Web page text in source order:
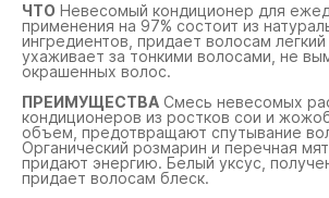
ЧТО Невесомый кондиционер для
применения на 97% состоит из
ингредиентов, придает волосам
ухаживает за тонкими волосами, не
окрашенных волос.
ПРЕИМУЩЕСТВА Смесь невесомых
кондиционеров из ростков сои и
объем, предотвращают спутывание
Органический розмарин и перечная
придают энергию. Белый уксус,
придает волосам блеск.